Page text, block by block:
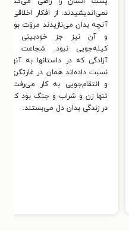
نمی‌اندیشیدند. از افکار اخلاقی،
آنچه بدان می‌نازیدند مروّت بود
و آن نیز جز خودبینی و
کینه‌جویی نبود. شجاعت و
آزادگی که در داستانها به آنها
نسبت داده‌اند همان در غارتگری
و انتقام‌جویی به کار می‌رفت،
تنها زن و شراب و جنگ بود که
در زندگی بدان دل می‌بستند.